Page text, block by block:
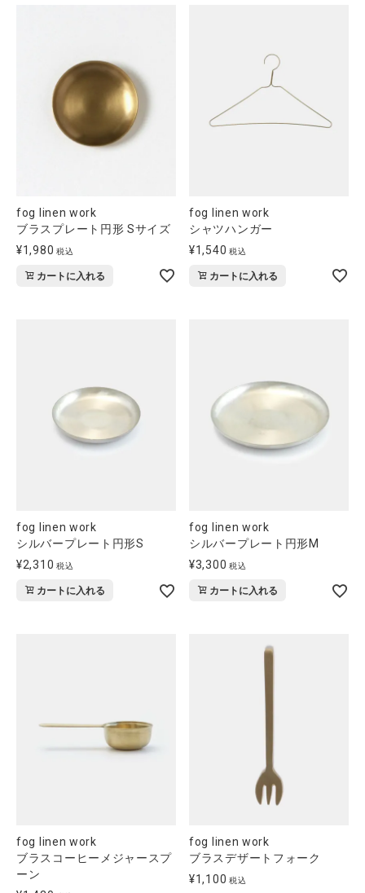
fog linen work
ブラスプレート円形 Sサイズ
¥1,980 税込
カートに入れる
fog linen work
シャツハンガー
¥1,540 税込
カートに入れる
fog linen work
シルバープレート円形S
¥2,310 税込
カートに入れる
fog linen work
シルバープレート円形M
¥3,300 税込
カートに入れる
fog linen work
ブラスコーヒーメジャースプ
ーン
fog linen work
ブラスデザートフォーク
¥1,100 税込